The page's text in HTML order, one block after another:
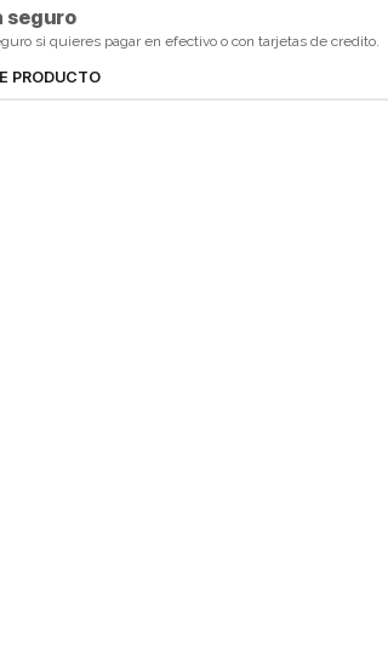
seguro
si quieres pagar en efectivo o con tarjetas de credito.
PRODUCTO